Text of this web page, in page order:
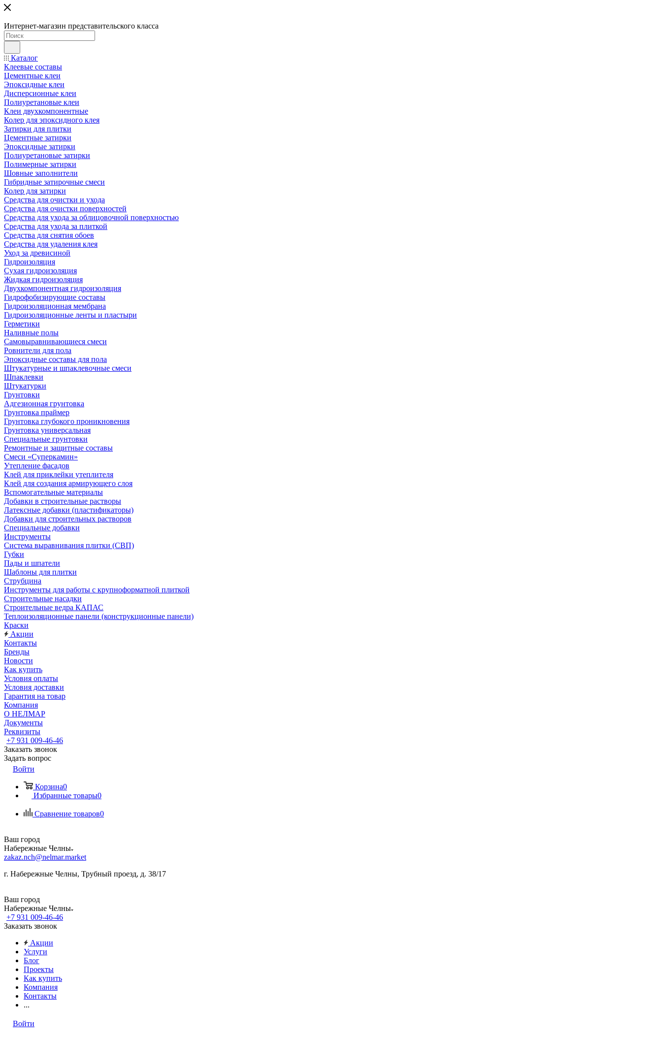
Интернет-магазин представительского класса
Каталог
Клеевые составы
Цементные клеи
Эпоксидные клеи
Дисперсионные клеи
Полиуретановые клеи
Клеи двухкомпонентные
Колер для эпоксидного клея
Затирки для плитки
Цементные затирки
Эпоксидные затирки
Полиуретановые затирки
Полимерные затирки
Шовные заполнители
Гибридные затирочные смеси
Колер для затирки
Средства для очистки и ухода
Средства для очистки поверхностей
Средства для ухода за облицовочной поверхностью
Средства для ухода за плиткой
Средства для снятия обоев
Средства для удаления клея
Уход за древисиной
Гидроизоляция
Сухая гидроизоляция
Жидкая гидроизоляция
Двухкомпонентная гидроизоляция
Гидрофобизирующие составы
Гидроизоляционная мембрана
Гидроизоляционные ленты и пластыри
Герметики
Наливные полы
Самовыравнивающиеся смеси
Ровнители для пола
Эпоксидные составы для пола
Штукатурные и шпаклевочные смеси
Шпаклевки
Штукатурки
Грунтовки
Адгезионная грунтовка
Грунтовка праймер
Грунтовка глубокого проникновения
Грунтовка универсальная
Специальные грунтовки
Ремонтные и защитные составы
Смеси «Суперкамин»
Утепление фасадов
Клей для приклейки утеплителя
Клей для создания армирующего слоя
Вспомогательные материалы
Добавки в строительные растворы
Латексные добавки (пластификаторы)
Добавки для строительных растворов
Специальные добавки
Инструменты
Система выравнивания плитки (СВП)
Губки
Пады и шпатели
Шаблоны для плитки
Струбцина
Инструменты для работы с крупноформатной плиткой
Строительные насадки
Строительные ведра КАПАС
Теплоизоляционные панели (конструкционные панели)
Краски
Акции
Контакты
Бренды
Новости
Как купить
Условия оплаты
Условия доставки
Гарантия на товар
Компания
О НЕЛМАР
Документы
Реквизиты
+7 931 009-46-46
Заказать звонок
Задать вопрос
Войти
Корзина0
Избранные товары0
Сравнение товаров0
Ваш город
Набережные Челны
zakaz.nch@nelmar.market
г. Набережные Челны, Трубный проезд, д. 38/17
Ваш город
Набережные Челны
+7 931 009-46-46
Заказать звонок
Акции
Услуги
Блог
Проекты
Как купить
Компания
Контакты
...
Войти